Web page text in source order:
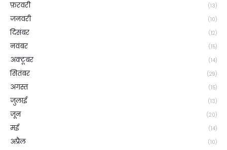
फ़रवरी (13)
जनवरी (10)
दिसंबर (12)
नवंबर (15)
अक्टूबर (14)
सितंबर (29)
अगस्त (15)
जुलाई (13)
जून (20)
मई (14)
अप्रैल (10)